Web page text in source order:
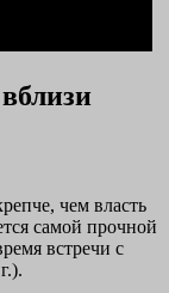
чем власть
самой прочной
встречи с